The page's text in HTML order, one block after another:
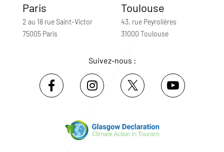
Paris
2 au 18 rue Saint-Victor
75005 Paris
Toulouse
43, rue Peyrolières
31000 Toulouse
Suivez-nous :